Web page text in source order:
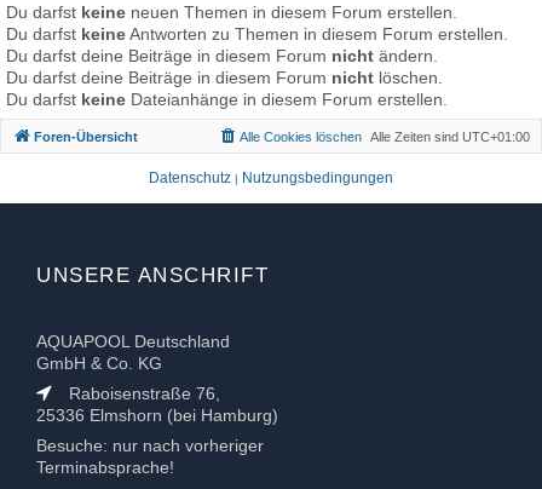
Du darfst keine neuen Themen in diesem Forum erstellen.
Du darfst keineAntworten zu Themen in diesem Forum erstellen.
Du darfst deine Beiträge in diesem Forum nicht ändern.
Du darfst deine Beiträge in diesem Forum nicht löschen.
Du darfst keine Dateianhänge in diesem Forum erstellen.
Foren-Übersicht Alle Zeiten sind UTC+01:00
Alle Cookies löschen
Datenschutz | Nutzungsbedingungen
UNSERE ANSCHRIFT
AQUAPOOL Deutschland
GmbH & Co. KG
Raboisenstraße 76,
25336 Elmshorn (bei Hamburg)
Besuche: nur nach vorheriger
Terminabsprache!